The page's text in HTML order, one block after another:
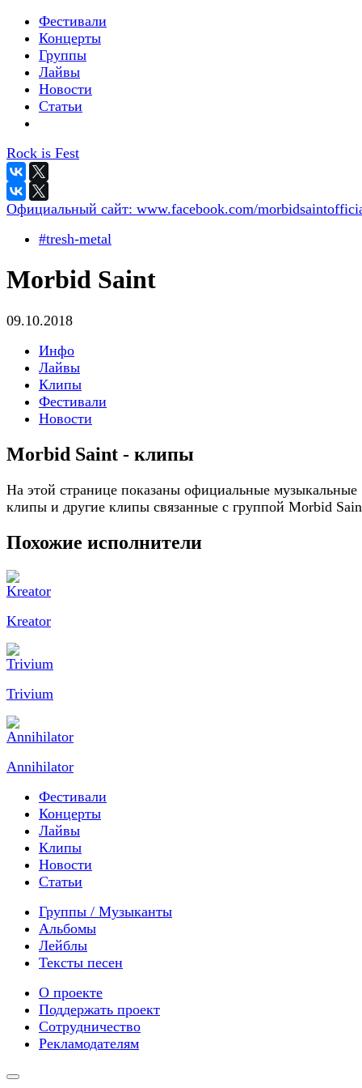
Фестивали
Концерты
Группы
Лайвы
Новости
Статьи
Rock is Fest
Официальный сайт: www.facebook.com/
#tresh-metal
Morbid Saint
09.10.2018
Инфо
Лайвы
Клипы
Фестивали
Новости
Morbid Saint - клипы
На этой странице показаны официальные музыкальные
клипы и другие клипы связанные с группой Morbid
Похожие исполнители
Kreator
Trivium
Annihilator
Фестивали
Концерты
Лайвы
Клипы
Новости
Статьи
Группы / Музыканты
Альбомы
Лейблы
Тексты песен
О проекте
Поддержать проект
Сотрудничество
Рекламодателям